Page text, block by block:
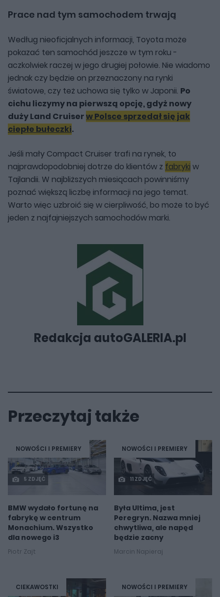
Prace nad tym samochodem trwają
Według nieoficjalnych informacji, Toyota może
pokazać ten samochód jeszcze w tym roku -
aczkolwiek raczej w jego drugiej połowie. Nie wiadomo
jednak czy będzie on przeznaczony na rynki
światowe, czy też uchowa się tylko w Japonii. Po
cichu liczymy na pierwszą opcję, gdyż nowy
duży Land Cruiserw Polsce sprzedał się jak
ciepłe bułeczki.
Jeśli mały Compact Cruiser trafi na rynek, to
najprawdopodobniej dotrze do klientów z fabryki w
Tajlandii. W najbliższych miesiącach powinniśmy
poznać większą liczbę informacji na jego temat.
Warto więc uzbroić się w cierpliwość, bo może to być
jeden z najfajniejszych samochodów marki.
Redakcja autoGALERIA.pl
Przeczytaj także
NOWOŚCI I PREMIERY
5 ZDJĘĆ
BMW wydało fortunę na
fabrykę w centrum
Monachium. Wszystko
dla nowego i3
Piotr Zajt
NOWOŚCI I PREMIERY
11 ZDJĘĆ
Była Ultima, jest
Peregryn. Nazwa mniej
chwytliwa, ale napęd
będzie zacny
Marcin Napieraj
CIEKAWOSTKI NOWOŚCI I PREMIERY